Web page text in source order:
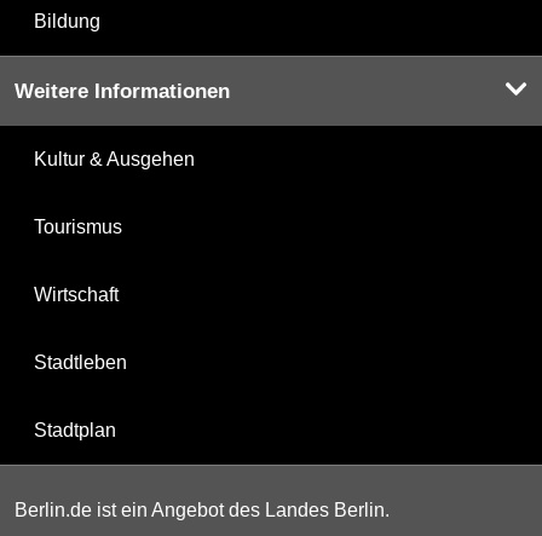
Bildung
Weitere Informationen
Kultur & Ausgehen
Tourismus
Wirtschaft
Stadtleben
Stadtplan
Berlin.de ist ein Angebot des Landes Berlin.